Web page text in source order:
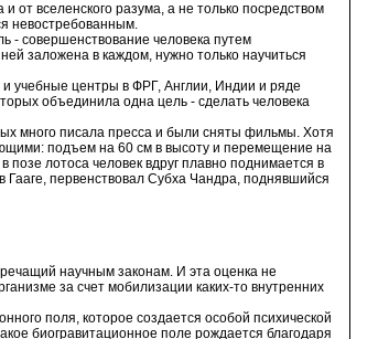
от вселенского разума, а не только посредством
невостребованным.
- совершенствование человека путем
заложена в каждом, нужно только научиться
учебные центры в ФРГ, Англии, Индии и ряде
объединила одна цель - сделать человека
много писала пресса и были сняты фильмы. Хотя
подъем на 60 см в высоту и перемещение на
лотоса человек вдруг плавно поднимается в
первенствовал Субха Чандра, поднявшийся
научным законам. И эта оценка не
за счет мобилизации каких-то внутренних
поля, которое создается особой психической
биогравитационное поле рождается благодаря